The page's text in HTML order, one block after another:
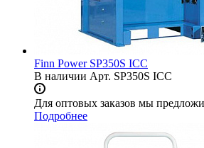
Finn Power SP350S ICC
В наличии Арт. SP350S ICC
Для оптовых заказов мы
Подробнее